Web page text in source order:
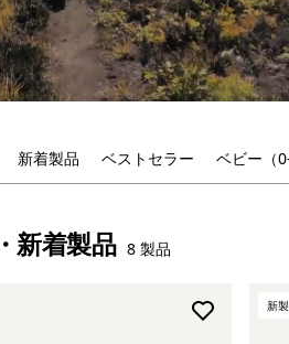
新着製品 ベストセラー ベビー（
新着製品 8 製品
新